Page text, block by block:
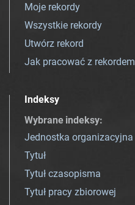
Moje rekordy
Wszystkie rekordy
Utwórz rekord
Jak pracować z rekordem
Indeksy
Wybrane indeksy:
Jednostka organizacyjna
Tytuł
Tytuł czasopisma
Tytuł pracy zbiorowej